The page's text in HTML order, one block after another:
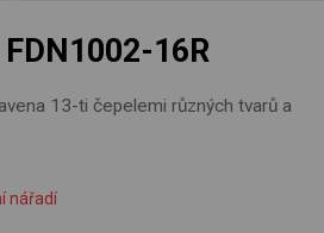
16R
13-ti čepelemi různých tvarů a
nářadí